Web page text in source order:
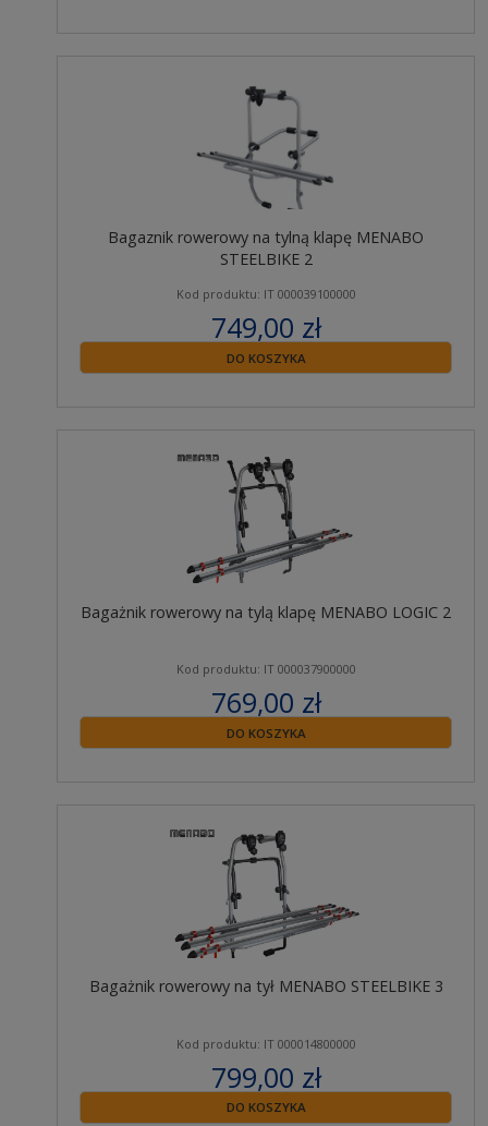
Bagaznik rowerowy na tylną klapę MENABO
STEELBIKE 2
Kod produktu: IT 000039100000
749,00 zł
zawiera 23% VAT
DO KOSZYKA
Bagażnik rowerowy na tylą klapę MENABO LOGIC 2
Kod produktu: IT 000037900000
769,00 zł
zawiera 23% VAT
DO KOSZYKA
Bagażnik rowerowy na tył MENABO STEELBIKE 3
Kod produktu: IT 000014800000
799,00 zł
zawiera 23% VAT
DO KOSZYKA